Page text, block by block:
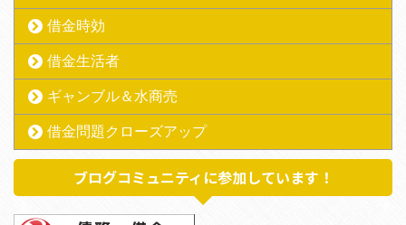
借金時効
借金生活者
ギャンブル＆水商売
借金問題クローズアップ
ブログコミュニティに参加しています！